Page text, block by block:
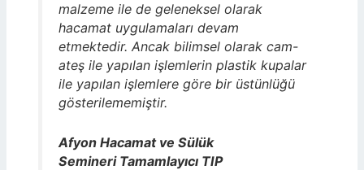
malzeme ile de geleneksel olarak
hacamat uygulamaları devam
etmektedir. Ancak bilimsel olarak cam-
ateş ile yapılan işlemlerin plastik kupalar
ile yapılan işlemlere göre bir üstünlüğü
gösterilememiştir.
Afyon Hacamat ve Sülük
Semineri Tamamlayıcı TIP